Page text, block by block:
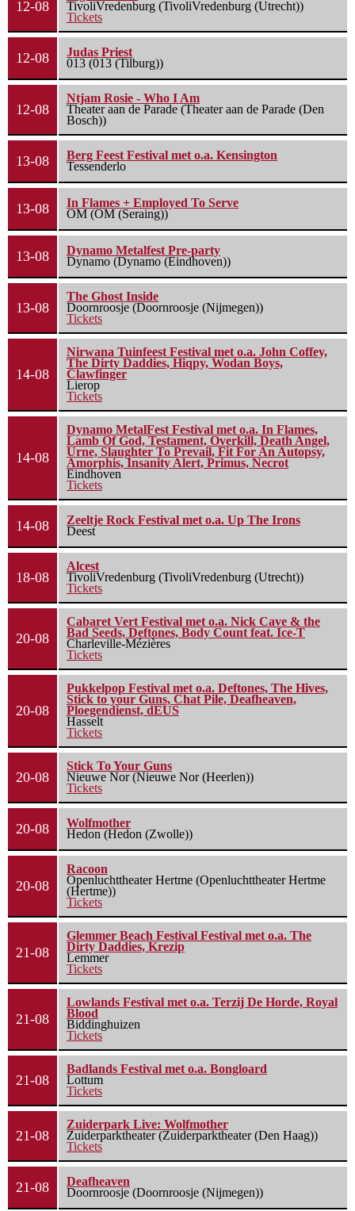
12-08
TivoliVredenburg (TivoliVredenburg (Utrecht))
Tickets
12-08
Judas Priest
013 (013 (Tilburg))
12-08
Ntjam Rosie - Who I Am
Theater aan de Parade (Theater aan de Parade (Den
Bosch))
13-08
Berg Feest Festival met o.a. Kensington
Tessenderlo
13-08
In Flames + Employed To Serve
OM (OM (Seraing))
13-08
Dynamo Metalfest Pre-party
Dynamo (Dynamo (Eindhoven))
13-08
The Ghost Inside
Doornroosje (Doornroosje (Nijmegen))
Tickets
14-08
Nirwana Tuinfeest Festival met o.a. John Coffey,
The Dirty Daddies, Hiqpy, Wodan Boys,
Clawfinger
Lierop
Tickets
14-08
Dynamo MetalFest Festival met o.a. In Flames,
Lamb Of God, Testament, Overkill, Death Angel,
Urne, Slaughter To Prevail, Fit For An Autopsy,
Amorphis, Insanity Alert, Primus, Necrot
Eindhoven
Tickets
14-08
Zeeltje Rock Festival met o.a. Up The Irons
Deest
18-08
Alcest
TivoliVredenburg (TivoliVredenburg (Utrecht))
Tickets
20-08
Cabaret Vert Festival met o.a. Nick Cave & the
Bad Seeds, Deftones, Body Count feat. Ice-T
Charleville-Mézières
Tickets
20-08
Pukkelpop Festival met o.a. Deftones, The Hives,
Stick to your Guns, Chat Pile, Deafheaven,
Ploegendienst, dEUS
Hasselt
Tickets
20-08
Stick To Your Guns
Nieuwe Nor (Nieuwe Nor (Heerlen))
Tickets
20-08
Wolfmother
Hedon (Hedon (Zwolle))
20-08
Racoon
Openluchttheater Hertme (Openluchttheater Hertme
(Hertme))
Tickets
21-08
Glemmer Beach Festival Festival met o.a. The
Dirty Daddies, Krezip
Lemmer
Tickets
21-08
Lowlands Festival met o.a. Terzij De Horde, Royal
Blood
Biddinghuizen
Tickets
21-08
Badlands Festival met o.a. Bongloard
Lottum
Tickets
21-08
Zuiderpark Live: Wolfmother
Zuiderparktheater (Zuiderparktheater (Den Haag))
Tickets
21-08
Deafheaven
Doornroosje (Doornroosje (Nijmegen))